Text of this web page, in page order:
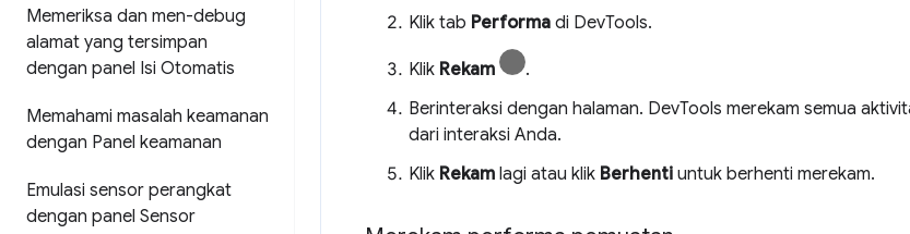
Memeriksa dan men-debug
alamat yang tersimpan
dengan panel Isi Otomatis
Memahami masalah keamanan
dengan Panel keamanan
Emulasi sensor perangkat
dengan panel Sensor
Klik tab Performa di DevTools.
Klik Rekam
.
Berinteraksi dengan halaman. DevTools merekam semua
dari interaksi Anda.
Klik Rekam lagi atau klik Berhenti untuk berhenti merekam.